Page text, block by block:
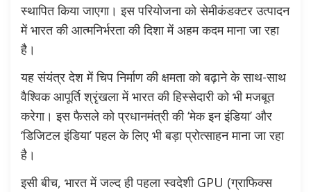
स्थापित किया जाएगा। इस परियोजना को सेमीकंडक्टर उत्पादन
में भारत की आत्मनिर्भरता की दिशा में अहम कदम माना जा रहा
है।
यह संयंत्र देश में चिप निर्माण की क्षमता को बढ़ाने के साथ-साथ
वैश्विक आपूर्ति श्रृंखला में भारत की हिस्सेदारी को भी मजबूत
करेगा। इस फैसले को प्रधानमंत्री की ‘मेक इन इंडिया’ और
‘डिजिटल इंडिया’ पहल के लिए भी बड़ा प्रोत्साहन माना जा रहा
है।
इसी बीच, भारत में जल्द ही पहला स्वदेशी GPU (ग्राफिक्स